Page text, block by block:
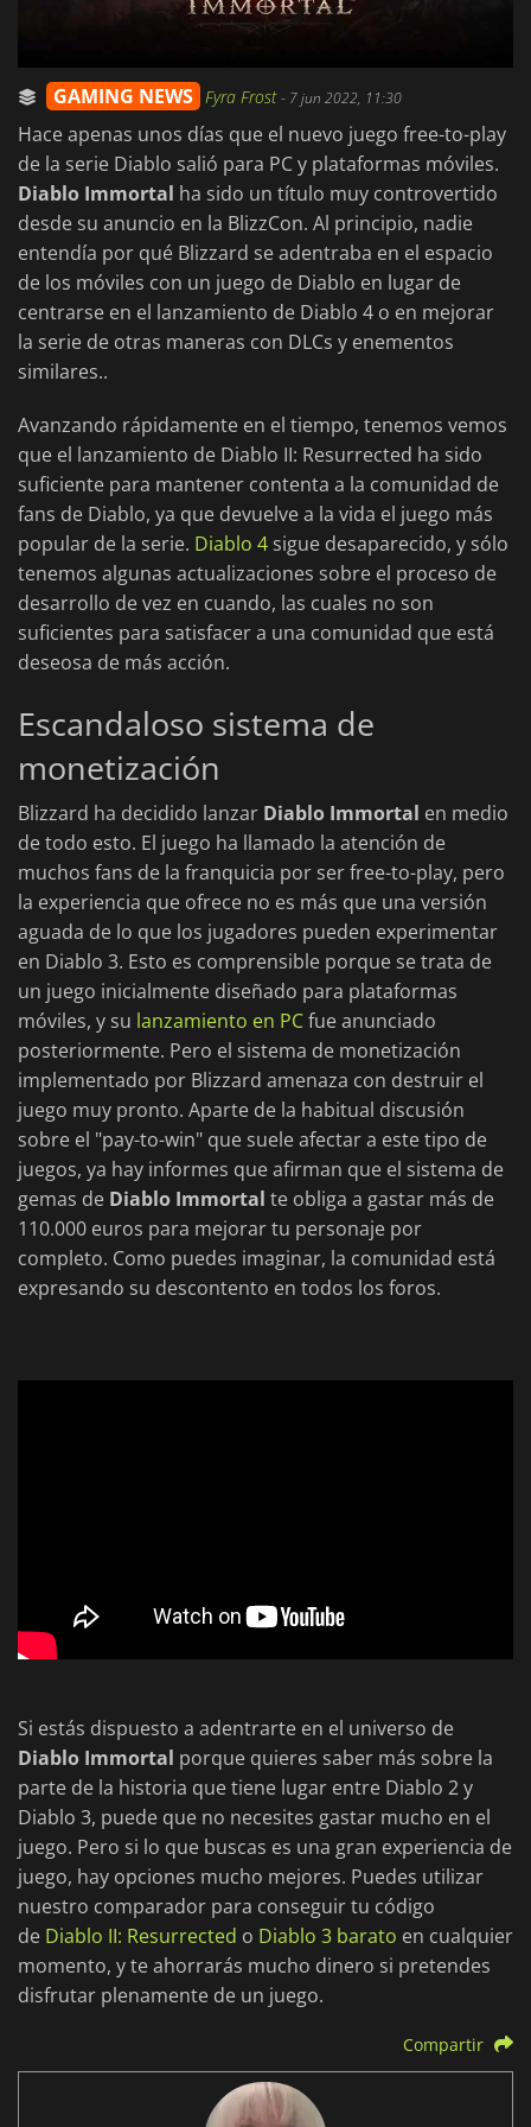
GAMING NEWS Fyra Frost- 7 jun 2022, 11:30
Hace apenas unos días que el nuevo juego free-to-play
de la serie Diablo salió para PC y plataformas móviles.
Diablo Immortal ha sido un título muy controvertido
desde su anuncio en la BlizzCon. Al principio, nadie
entendía por qué Blizzard se adentraba en el espacio
de los móviles con un juego de Diablo en lugar de
centrarse en el lanzamiento de Diablo 4 o en mejorar
la serie de otras maneras con DLCs y enementos
similares..
Avanzando rápidamente en el tiempo, tenemos vemos
que el lanzamiento de Diablo II: Resurrected ha sido
suficiente para mantener contenta a la comunidad de
fans de Diablo, ya que devuelve a la vida el juego más
popular de la serie. Diablo 4 sigue desaparecido, y sólo
tenemos algunas actualizaciones sobre el proceso de
desarrollo de vez en cuando, las cuales no son
suficientes para satisfacer a una comunidad que está
deseosa de más acción.
Escandaloso sistema de
monetización
Blizzard ha decidido lanzar Diablo Immortal en medio
de todo esto. El juego ha llamado la atención de
muchos fans de la franquicia por ser free-to-play, pero
la experiencia que ofrece no es más que una versión
aguada de lo que los jugadores pueden experimentar
en Diablo 3. Esto es comprensible porque se trata de
un juego inicialmente diseñado para plataformas
móviles, y su lanzamiento en PCfue anunciado
posteriormente. Pero el sistema de monetización
implementado por Blizzard amenaza con destruir el
juego muy pronto. Aparte de la habitual discusión
sobre el "pay-to-win" que suele afectar a este tipo de
juegos, ya hay informes que afirman que el sistema de
gemas de Diablo Immortal te obliga a gastar más de
110.000 euros para mejorar tu personaje por
completo. Como puedes imaginar, la comunidad está
expresando su descontento en todos los foros.
Si estás dispuesto a adentrarte en el universo de
Diablo Immortal porque quieres saber más sobre la
parte de la historia que tiene lugar entre Diablo 2 y
Diablo 3, puede que no necesites gastar mucho en el
juego. Pero si lo que buscas es una gran experiencia de
juego, hay opciones mucho mejores. Puedes utilizar
nuestro comparador para conseguir tu código
de Diablo II: Resurrected o Diablo 3 barato en cualquier
momento, y te ahorrarás mucho dinero si pretendes
disfrutar plenamente de un juego.
Compartir